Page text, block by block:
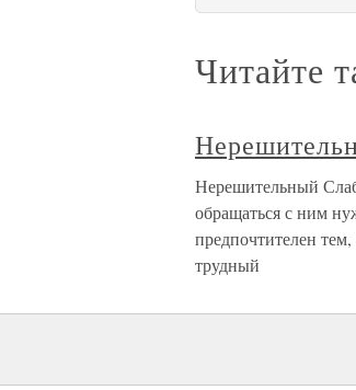
Читайте
Нерешительный
обращаться с ним
предпочтителен
трудный